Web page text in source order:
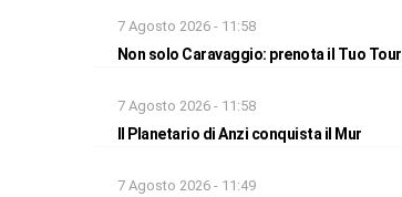
7 Agosto 2026 - 11:58
Non solo Caravaggio: prenota il Tuo Tour
7 Agosto 2026 - 11:58
Il Planetario di Anzi conquista il Mur
7 Agosto 2026 - 11:49